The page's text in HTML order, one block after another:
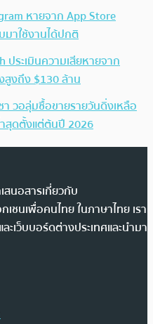
หายจาก App Store
าใช้งานได้ปกติ
ประเมินความเสียหายจาก
สูงถึง $130 ล้าน
า วอลุ่มซื้อขายรายวันดิ่งเหลือ
สุดตั้งแต่ต้นปี 2026
สนอสารเกี่ยวกับ
ชนเพื่อคนไทย ในภาษาไทย เรา
เว็บบอร์ดต่างประเทศและนำมา